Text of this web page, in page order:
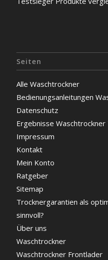
Seiten
Alle Waschtrockner
Bedienungsanleitungen
Datenschutz
Ergebnisse
Impressum
Kontakt
Mein Konto
Ratgeber
Sitemap
Trocknergarantien als
sinnvoll?
Über uns
Waschtrockner
Waschtrockner Frontlader